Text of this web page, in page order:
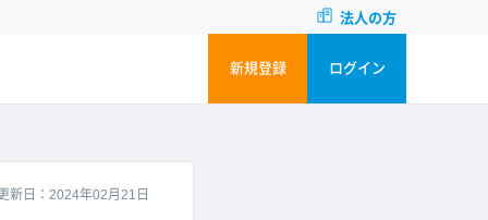
法人の方
新規登録 ログイン
新日：2024年02月21日